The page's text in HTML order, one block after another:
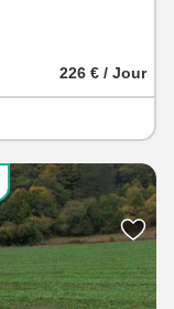
226 € / Jour